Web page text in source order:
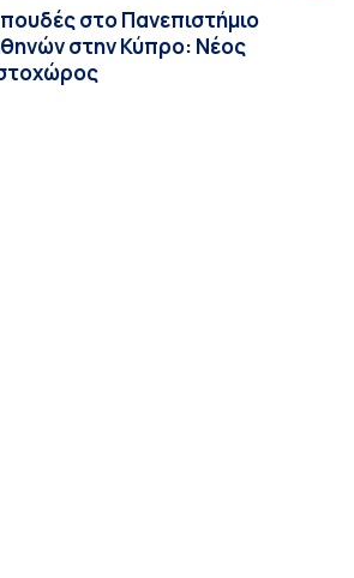
στο Πανεπιστήμιο
στην Κύπρο: Νέος